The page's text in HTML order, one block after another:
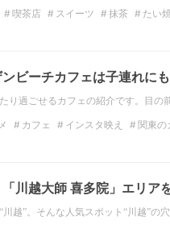
喫茶店 スイーツ 抹茶
たい
ビーチカフェは子連れに
り過ごせるカフェの紹介です。目
カフェ インスタ映え
関東の
川越大師 喜多院」エリア
越”。そんな人気スポット“川越”の